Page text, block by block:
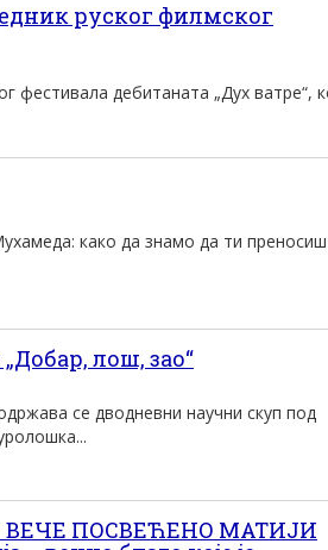
руског филмског
фестивала дебитаната „Дух ватре“,
како да знамо да ти преносиш
лош, зао“
се дводневни научни скуп под
ВЕЧЕ ПОСВЕЋЕНО МАТИЈИ